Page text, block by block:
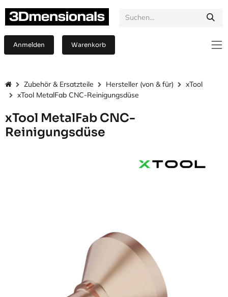
Anmelden Warenkorb
Zubehör & Ersatzteile Hersteller (von & für)
xTool
xTool MetalFab CNC-Reinigungsdüse
xTool MetalFab CNC-
Reinigungsdüse